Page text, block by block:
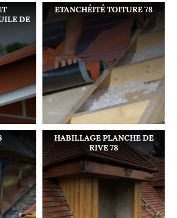
DE
ETANCHÉITÉ TOITURE 78
HABILLAGE PLANCHE DE
RIVE 78